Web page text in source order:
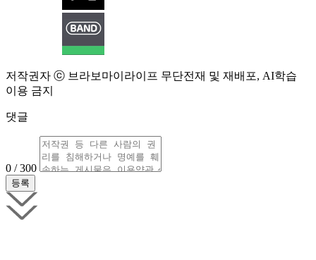
저작권자 ⓒ 브라보마이라이프 무단전재 및 재배포, AI학습
이용 금지
댓글
0 / 300